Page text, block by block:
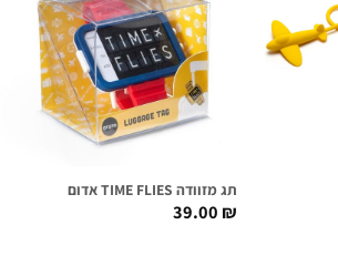
תג מזוודה TIME FLIES אדום
39.00₪